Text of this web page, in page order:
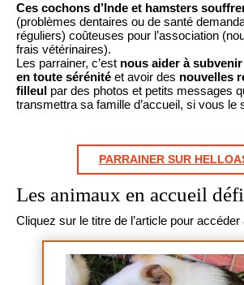
Ces cochons d’Inde et hamsters
(problèmes dentaires ou de santé
réguliers) coûteuses pour l’association
frais vétérinaires).
Les parrainer, c’est nous aider à
en toute sérénité et avoir des nouvelles
filleul par des photos et petits messages
transmettra sa famille d’accueil, si vous le
PARRAINER SUR
Les animaux en accueil
Cliquez sur le titre de l’article pour accéder